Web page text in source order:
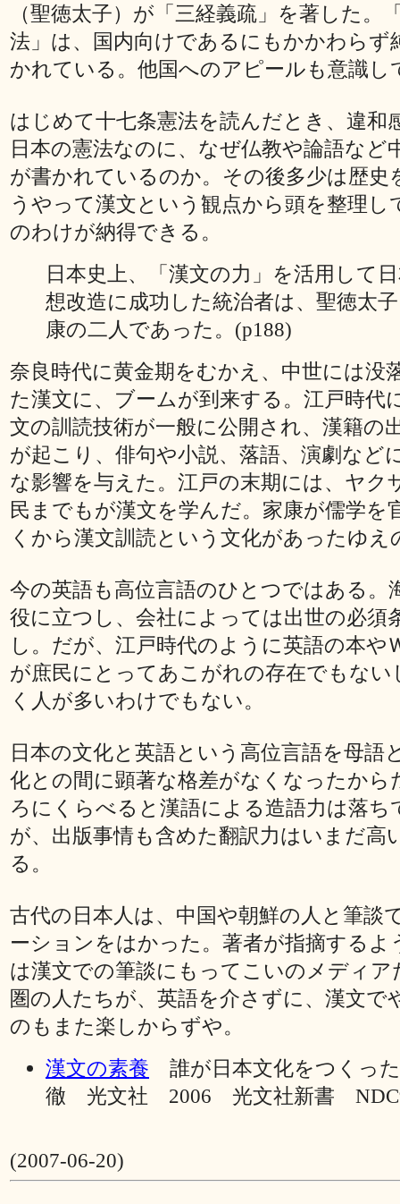
（聖徳太子）が「三経義疏」を著した。
法」は、国内向けであるにもかかわらず
かれている。他国へのアピールも意識し
はじめて十七条憲法を読んだとき、違和
日本の憲法なのに、なぜ仏教や論語など
が書かれているのか。その後多少は歴史
うやって漢文という観点から頭を整理し
のわけが納得できる。
日本史上、「漢文の力」を活用して
想改造に成功した統治者は、聖徳太
康の二人であった。(p188)
奈良時代に黄金期をむかえ、中世には没
た漢文に、ブームが到来する。江戸時代
文の訓読技術が一般に公開され、漢籍の
が起こり、俳句や小説、落語、演劇など
な影響を与えた。江戸の末期には、ヤク
民までもが漢文を学んだ。家康が儒学を
くから漢文訓読という文化があったゆえ
今の英語も高位言語のひとつではある。
役に立つし、会社によっては出世の必須
し。だが、江戸時代のように英語の本や
が庶民にとってあこがれの存在でもない
く人が多いわけでもない。
日本の文化と英語という高位言語を母語
化との間に顕著な格差がなくなったから
ろにくらべると漢語による造語力は落ち
が、出版事情も含めた翻訳力はいまだ高
る。
古代の日本人は、中国や朝鮮の人と筆談
ーションをはかった。著者が指摘するよ
は漢文での筆談にもってこいのメディア
圏の人たちが、英語を介さずに、漢文で
のもまた楽しからずや。
漢文の素養 誰が日本文化をつくっ
徹 光文社 2006 光文社新書
(2007-06-20)